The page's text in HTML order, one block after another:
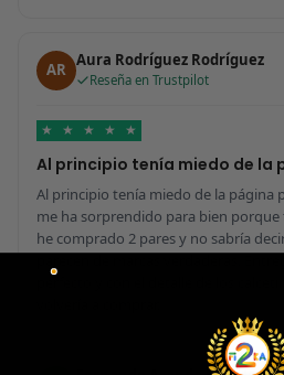
AR Aura Rodríguez Rodríguez
Reseña en Trustpilot
★ ★ ★ ★ ★
Al principio tenía miedo de la
Al principio tenía miedo de la página
me ha sorprendido para bien
he comprado 2 pares y no sabría